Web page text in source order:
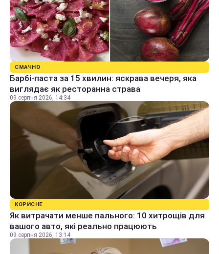
СМАЧНО
Барбі-паста за 15 хвилин: яскрава вечеря, яка
виглядає як ресторанна страва
09 серпня 2026, 14:34
КОРИСНЕ
Як витрачати менше пального: 10 хитрощів для
вашого авто, які реально працюють
09 серпня 2026, 13:14